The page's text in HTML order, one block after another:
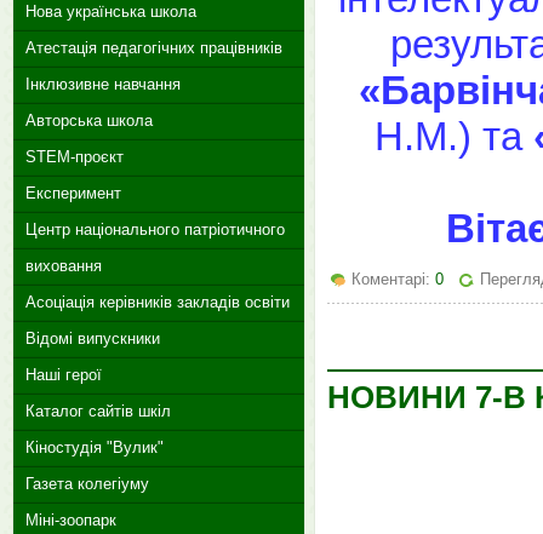
Н.М.) та
Коментарі: 0
НОВИНИ 7-В
Нова українська школа
Атестація педагогічних працівників
Інклюзивне навчання
Авторська школа
STEM-проєкт
Експеримент
Центр національного патріотичного
виховання
Асоціація керівників закладів освіти
Відомі випускники
Наші герої
Каталог сайтів шкіл
Кіностудія "Вулик"
Газета колегіуму
Міні-зоопарк